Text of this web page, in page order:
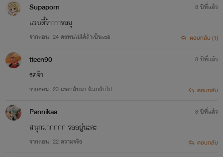
Supaporn
แวนดี้จ้าาาารอยุ
จากตอน: 24 คงทนไม่ได้ถ้าเป็นเธอ
8 ปีที่แล้ว
ตอบกลับ (1)
tteen90
รอจ้า
จากตอน: 23 เธอกลับมา ฉันกลับไป
8 ปีที่แล้ว
ตอบกลับ
Pannikaa
สนุกมากกกก​ รออยู่​นะ​คะ​
จากตอน: 22 ความจริง
8 ปีที่แล้ว
ตอบกลับ